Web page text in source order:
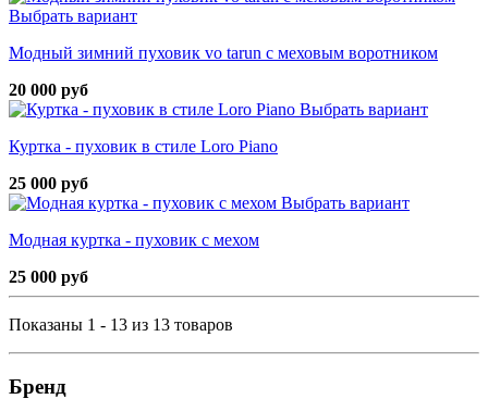
Выбрать вариант
Модный зимний пуховик vo tarun с меховым воротником
20 000 руб
Выбрать вариант
Куртка - пуховик в стиле Loro Piano
25 000 руб
Выбрать вариант
Модная куртка - пуховик с мехом
25 000 руб
Показаны 1 - 13 из 13 товаров
Бренд